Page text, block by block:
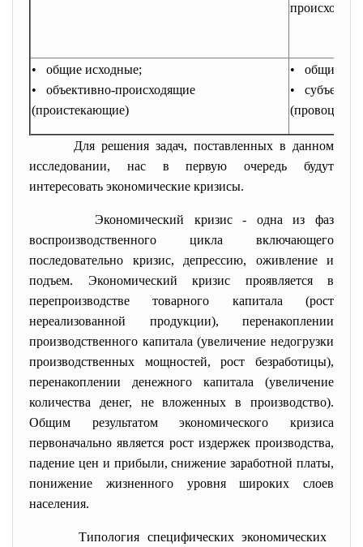
• общие исходные;
• объективно-происходящие
(проистекающие)
• общие
•
Для решения задач, поставленных в данном
исследовании, нас в первую очередь будут
интересовать экономические кризисы.
Экономический кризис
- одна из фаз
воспроизводственного цикла включающего
последовательно кризис, депрессию, оживление и
подъем. Экономический кризис проявляется в
перепроизводстве товарного капитала (рост
нереализованной продукции), перенакоплении
производственного капитала (увеличение недогрузки
производственных мощностей, рост безработицы),
перенакоплении денежного капитала (увеличение
количества денег, не вложенных в производство).
Общим результатом экономического кризиса
первоначально является рост издержек производства,
падение цен и прибыли, снижение заработной платы,
понижение жизненного уровня широких слоев
населения.
Типология специфических экономических